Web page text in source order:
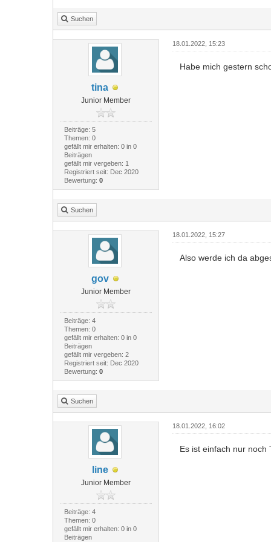
Suchen
tina
Junior Member
Beiträge: 5
Themen: 0
gefällt mir erhalten: 0 in 0
Beiträgen
gefällt mir vergeben: 1
Registriert seit: Dec 2020
Bewertung: 0
18.01.2022, 15:23
Habe mich gestern
Suchen
gov
Junior Member
Beiträge: 4
Themen: 0
gefällt mir erhalten: 0 in 0
Beiträgen
gefällt mir vergeben: 2
Registriert seit: Dec 2020
Bewertung: 0
18.01.2022, 15:27
Also werde ich da
Suchen
line
Junior Member
Beiträge: 4
Themen: 0
gefällt mir erhalten: 0 in 0
Beiträgen
18.01.2022, 16:02
Es ist einfach nur noch